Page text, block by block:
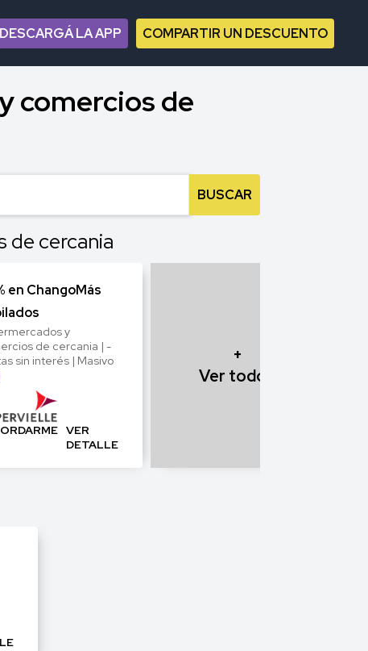
DESCARGÁ LA APP COMPARTIR UN DESCUENTO
comercios de
BUSCAR
de cercania
en ChangoMás
y
de cercania | -
sin interés | Masivo
VER
DETALLE
+
Ver todos